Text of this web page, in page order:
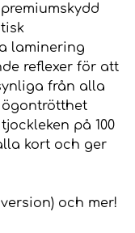
laminering
reflexer för att
från alla
på 100
kort och ger
och mer!